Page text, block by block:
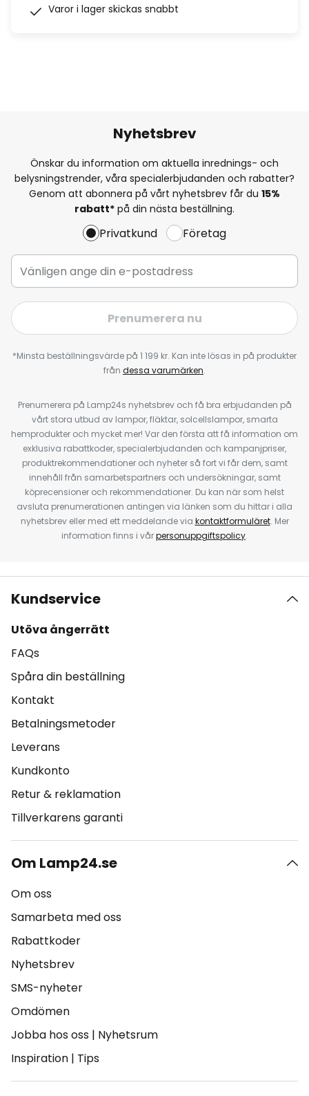
Varor i lager skickas snabbt
Nyhetsbrev
Önskar du information om aktuella inrednings- och
belysningstrender, våra specialerbjudanden och rabatter?
Genom att abonnera på vårt nyhetsbrev får du 15%
rabatt* på din nästa beställning.
Privatkund Företag
Prenumerera nu
*Minsta beställningsvärde på 1 199 kr. Kan inte lösas in på produkter
från dessa varumärken.
Prenumerera på Lamp24s nyhetsbrev och få bra erbjudanden på
vårt stora utbud av lampor, fläktar, solcellslampor, smarta
hemprodukter och mycket mer! Var den första att få information om
exklusiva rabattkoder, specialerbjudanden och kampanjpriser,
produktrekommendationer och nyheter så fort vi får dem, samt
innehåll från samarbetspartners och undersökningar, samt
köprecensioner och rekommendationer. Du kan när som helst
avsluta prenumerationen antingen via länken som du hittar i alla
nyhetsbrev eller med ett meddelande via kontaktformuläret. Mer
information finns i vårpersonuppgiftspolicy.
Kundservice
Utöva ångerrätt
FAQs
Spåra din beställning
Kontakt
Betalningsmetoder
Leverans
Kundkonto
Retur & reklamation
Tillverkarens garanti
Om Lamp24.se
Om oss
Samarbeta med oss
Rabattkoder
Nyhetsbrev
SMS-nyheter
Omdömen
Jobba hos oss | Nyhetsrum
Inspiration | Tips